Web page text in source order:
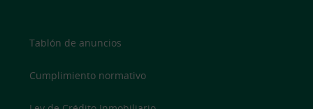
Tablón de anuncios
Cumplimiento normativo